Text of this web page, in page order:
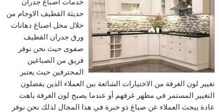
حديثة القطيف الاوجام من
خلال محل اصباغ دهانات
ورق جدران القطيف
صفوى حيث نحن نوفر
فريق من الصباغين
المحترفين حيث يعتبر
تغيير لون الغرفة من الاختيارات الشائعة بين العملاء الذين يفضلون
التغيير المستمر في مظهر غرفهم أو عندما يصبح لون الغرفة باهت
عادة يبحث العملاء عن صباغ ذو خبرة في هذا المجال لذلك نحن نوفر